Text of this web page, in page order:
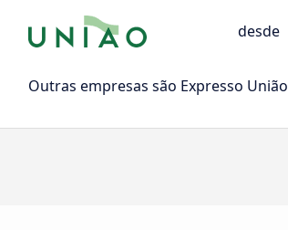
desde
Outras empresas são Expresso União